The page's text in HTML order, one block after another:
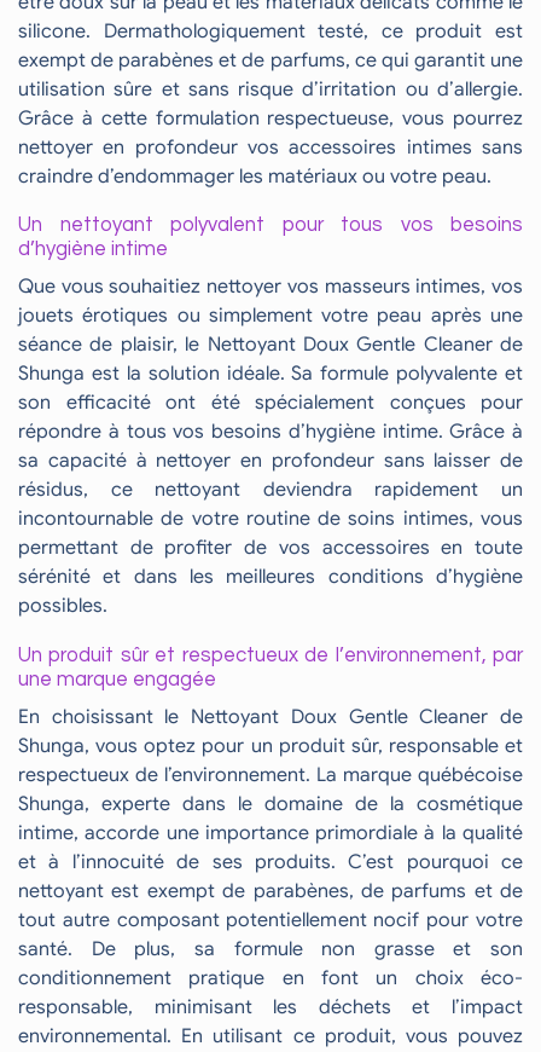
silicone. Dermathologiquement testé, ce produit est
exempt de parabènes et de parfums, ce qui garantit une
utilisation sûre et sans risque d’irritation ou d’allergie.
Grâce à cette formulation respectueuse, vous pourrez
nettoyer en profondeur vos accessoires intimes sans
craindre d’endommager les matériaux ou votre peau.
Un nettoyant polyvalent pour tous vos besoins
d’hygiène intime
Que vous souhaitiez nettoyer vos masseurs intimes, vos
jouets érotiques ou simplement votre peau après une
séance de plaisir, le Nettoyant Doux Gentle Cleaner de
Shunga est la solution idéale. Sa formule polyvalente et
son efficacité ont été spécialement conçues pour
répondre à tous vos besoins d’hygiène intime. Grâce à
sa capacité à nettoyer en profondeur sans laisser de
résidus, ce nettoyant deviendra rapidement un
incontournable de votre routine de soins intimes, vous
permettant de profiter de vos accessoires en toute
sérénité et dans les meilleures conditions d’hygiène
possibles.
Un produit sûr et respectueux de l’environnement, par
une marque engagée
En choisissant le Nettoyant Doux Gentle Cleaner de
Shunga, vous optez pour un produit sûr, responsable et
respectueux de l’environnement. La marque québécoise
Shunga, experte dans le domaine de la cosmétique
intime, accorde une importance primordiale à la qualité
et à l’innocuité de ses produits. C’est pourquoi ce
nettoyant est exempt de parabènes, de parfums et de
tout autre composant potentiellement nocif pour votre
santé. De plus, sa formule non grasse et son
conditionnement pratique en font un choix éco-
responsable, minimisant les déchets et l’impact
environnemental. En utilisant ce produit, vous pouvez